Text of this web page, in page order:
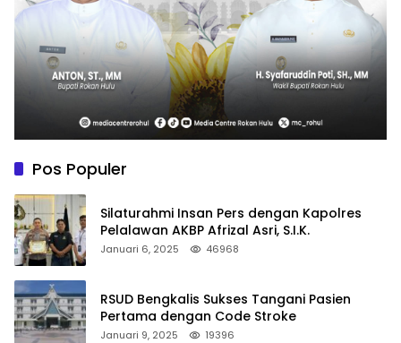
Pos Populer
Silaturahmi Insan Pers dengan Kapolres
Pelalawan AKBP Afrizal Asri, S.I.K.
Januari 6, 2025 46968
RSUD Bengkalis Sukses Tangani Pasien
Pertama dengan Code Stroke
Januari 9, 2025 19396